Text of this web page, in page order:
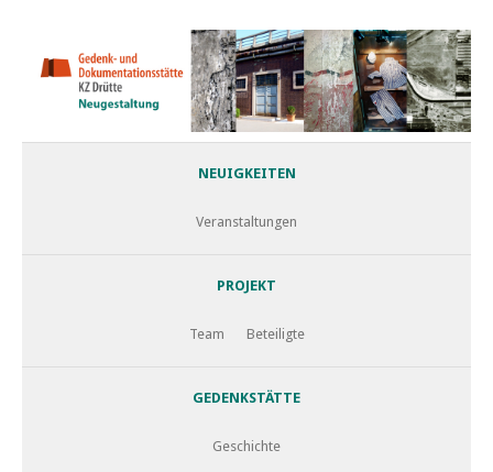
NEUIGKEITEN
Veranstaltungen
PROJEKT
Team Beteiligte
GEDENKSTÄTTE
Geschichte